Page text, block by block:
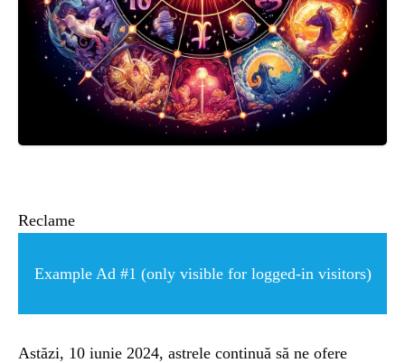
Reclame
Example Ad #1 (only visible for logged-in visitors)
Astăzi, 10 iunie 2024, astrele continuă să ne ofere
ȘTIINȚA
ANIMALE
OAMENI
INSTALEAZ
A
APLICATIA